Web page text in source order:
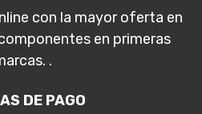
con la mayor oferta en
en primeras
.
DE PAGO